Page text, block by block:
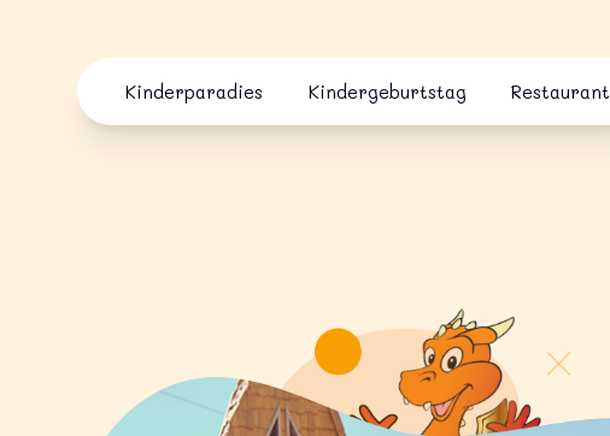
Kinderparadies Kindergeburtstag Restaurant